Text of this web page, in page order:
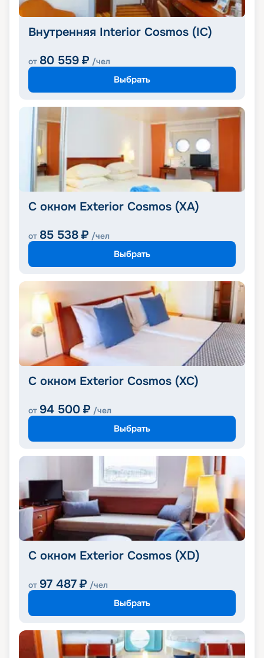
Внутренняя Interior Cosmos (IC)
от 80 559 ₽ /чел
Выбрать
С окном Exterior Cosmos (XA)
от 85 538 ₽ /чел
Выбрать
С окном Exterior Cosmos (XC)
от 94 500 ₽ /чел
Выбрать
С окном Exterior Cosmos (XD)
от 97 487 ₽ /чел
Выбрать